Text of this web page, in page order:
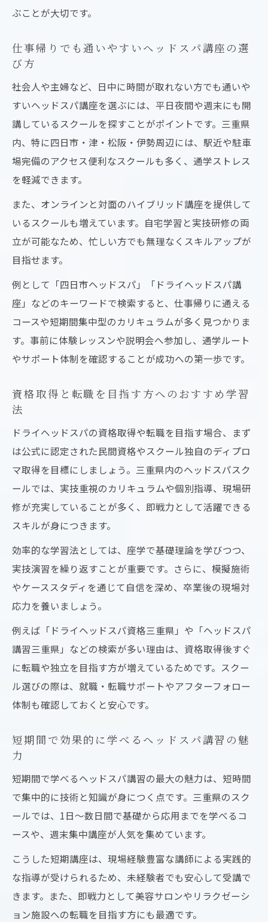
ぶことが大切です。
仕事帰りでも通いやすいヘッドスパ講座の選
び方
社会人や主婦など、日中に時間が取れない方でも通いや
すいヘッドスパ講座を選ぶには、平日夜間や週末にも開
講しているスクールを探すことがポイントです。三重県
内、特に四日市・津・松阪・伊勢周辺には、駅近や駐車
場完備のアクセス便利なスクールも多く、通学ストレス
を軽減できます。
また、オンラインと対面のハイブリッド講座を提供して
いるスクールも増えています。自宅学習と実技研修の両
立が可能なため、忙しい方でも無理なくスキルアップが
目指せます。
例として「四日市ヘッドスパ」「ドライヘッドスパ講
座」などのキーワードで検索すると、仕事帰りに通える
コースや短期間集中型のカリキュラムが多く見つかりま
す。事前に体験レッスンや説明会へ参加し、通学ルート
やサポート体制を確認することが成功への第一歩です。
資格取得と転職を目指す方へのおすすめ学習
法
ドライヘッドスパの資格取得や転職を目指す場合、まず
は公式に認定された民間資格やスクール独自のディプロ
マ取得を目標にしましょう。三重県内のヘッドスパスク
ールでは、実技重視のカリキュラムや個別指導、現場研
修が充実していることが多く、即戦力として活躍できる
スキルが身につきます。
効率的な学習法としては、座学で基礎理論を学びつつ、
実技演習を繰り返すことが重要です。さらに、模擬施術
やケーススタディを通じて自信を深め、卒業後の現場対
応力を養いましょう。
例えば「ドライヘッドスパ資格三重県」や「ヘッドスパ
講習三重県」などの検索が多い理由は、資格取得後すぐ
に転職や独立を目指す方が増えているためです。スクー
ル選びの際は、就職・転職サポートやアフターフォロー
体制も確認しておくと安心です。
短期間で効果的に学べるヘッドスパ講習の魅
力
短期間で学べるヘッドスパ講習の最大の魅力は、短時間
で集中的に技術と知識が身につく点です。三重県のスク
ールでは、1日〜数日間で基礎から応用までを学べるコ
ースや、週末集中講座が人気を集めています。
こうした短期講座は、現場経験豊富な講師による実践的
な指導が受けられるため、未経験者でも安心して受講で
きます。また、即戦力として美容サロンやリラクゼーシ
ョン施設への転職を目指す方にも最適です。